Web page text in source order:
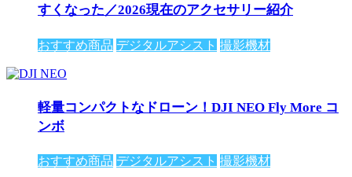
すくなった／2026現在のアクセサリー紹介
おすすめ商品 デジタルアシスト 撮影機材
軽量コンパクトなドローン！DJI NEO Fly More コ
ンボ
おすすめ商品 デジタルアシスト 撮影機材